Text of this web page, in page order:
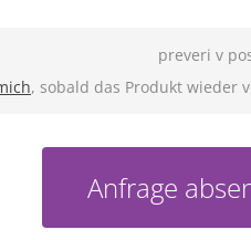
preveri v
, sobald das Produkt wieder
Anfrage